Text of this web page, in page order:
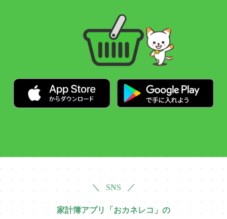
＼ SNS ／
家計簿アプリ「おカネレコ」の